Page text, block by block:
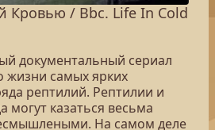
Кровью / Bbc. Life In Cold
документальный сериал
жизни самых ярких
рептилий. Рептилии и
могут казаться весьма
На самом деле